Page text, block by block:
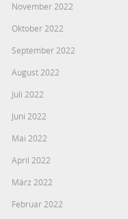
November 2022
Oktober 2022
September 2022
August 2022
Juli 2022
Juni 2022
Mai 2022
April 2022
März 2022
Februar 2022